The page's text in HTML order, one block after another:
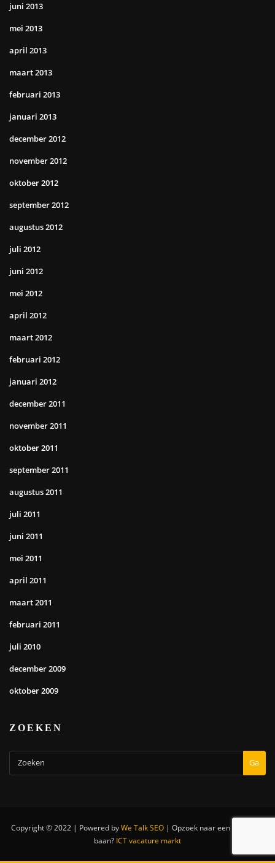
juni 2013
mei 2013
april 2013
maart 2013
februari 2013
januari 2013
december 2012
november 2012
oktober 2012
september 2012
augustus 2012
juli 2012
juni 2012
mei 2012
april 2012
maart 2012
februari 2012
januari 2012
december 2011
november 2011
oktober 2011
september 2011
augustus 2011
juli 2011
juni 2011
mei 2011
april 2011
maart 2011
februari 2011
juli 2010
december 2009
oktober 2009
ZOEKEN
Ga
Copyright © 2022 | Powered byWe Talk SEO | Opzoek naar een nieuwe IT
baan? ICT vacature markt